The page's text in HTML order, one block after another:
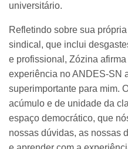
universitário.
Refletindo sobre sua
sindical, que inclui
e profissional, Zózina
experiência no ANDES-SN
superimportante para mim.
acúmulo e de unidade da
espaço democrático, que
nossas dúvidas, as nossas